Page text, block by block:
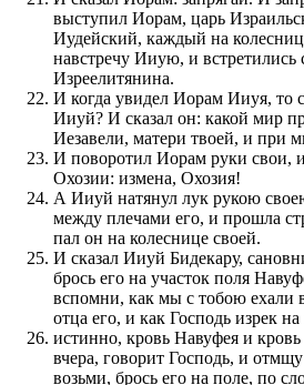
выступил Иорам, царь
Иудейский, каждый на
навстречу Ииую, и
Изреелитянина.
И когда увидел Иорам Ииуя, то
Ииуй? И сказал он: какой мир
Иезавели, матери твоей, и при
И поворотил Иорам руки свои,
Охозии: измена, Охозия!
А Ииуй натянул лук рукою
между плечами его, и прошла
пал он на колеснице своей.
И сказал Ииуй Бидекару,
брось его на участок поля
вспомни, как мы с тобою ехали
отца его, и как Господь изрек
истинно, кровь Навуфея и
вчера, говорит Господь, и
возьми, брось его на поле, по